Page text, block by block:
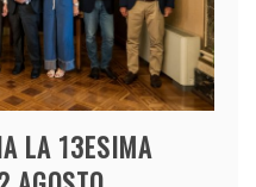
LA 13ESIMA